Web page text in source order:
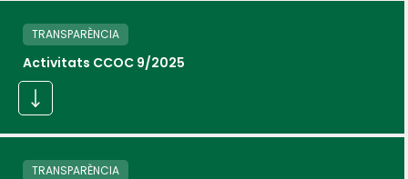
TRANSPARÈNCIA
Activitats CCOC 9/2025
TRANSPARÈNCIA